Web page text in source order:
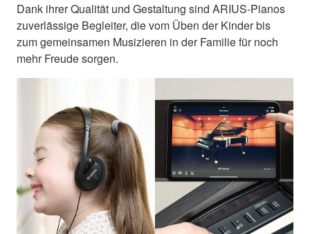
Dank ihrer Qualität und Gestaltung sind ARIUS-Pianos
zuverlässige Begleiter, die vom Üben der Kinder bis
zum gemeinsamen Musizieren in der Familie für noch
mehr Freude sorgen.